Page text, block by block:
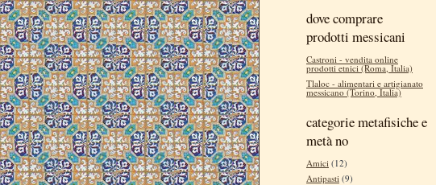
dove comprare
prodotti messicani
Castroni - vendita online
prodotti etnici (Roma, Italia)
Tlaloc - alimentari e artigianato
messicano (Torino, Italia)
categorie metafisiche e
metà no
Amici (12)
Antipasti (9)